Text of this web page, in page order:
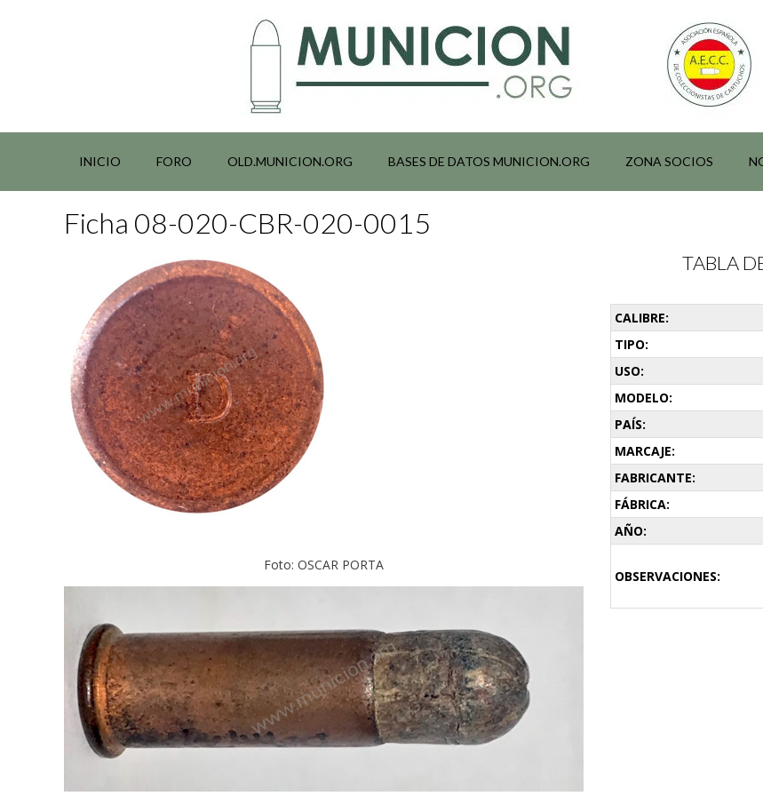
INICIO FORO OLD.MUNICION.ORG BASES DE DATOS MUNICION.ORG ZONA SOCIOS
Ficha 08-020-CBR-020-0015
Foto: OSCAR PORTA
TABLA
CALIBRE:
TIPO:
USO:
MODELO:
PAÍS:
MARCAJE:
FABRICANTE:
FÁBRICA:
AÑO:
OBSERVACIONES: